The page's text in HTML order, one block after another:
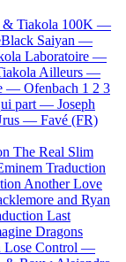
& Tiakola 100K —
Saiyan —
Laboratoire —
Ailleurs —
— Ofenbach 1 2 3
part — Joseph
— Favé (FR)
The Real Slim
Traduction
Another Love
and Ryan
Last
Dragons
Lose Control —